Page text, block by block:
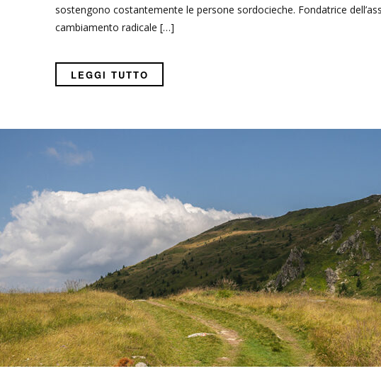
sostengono costantemente le persone sordocieche. Fondatrice
cambiamento radicale […]
LEGGI TUTTO